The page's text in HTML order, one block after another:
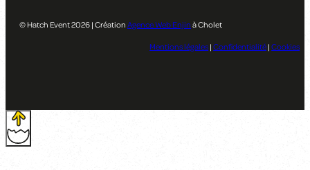
© Hatch Event 2026 | Création Agence Web Enjin à Cholet
Mentions légales |Confidentialité |Cookies